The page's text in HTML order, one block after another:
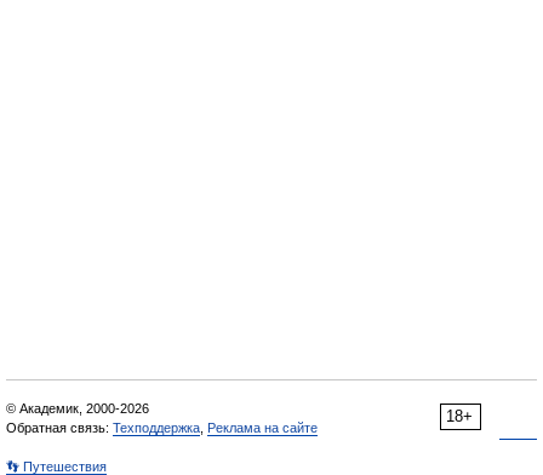
18+
© Академик, 2000-2026
Обратная связь: Техподдержка Реклама на сайте
👣 Путешествия